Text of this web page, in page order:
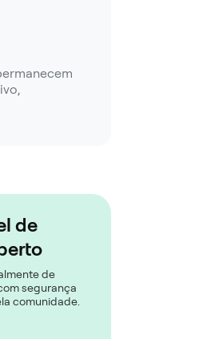
de
de
segurança
comunidade.